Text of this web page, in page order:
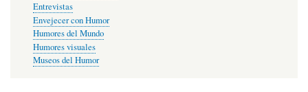
Entrevistas
Envejecer con Humor
Humores del Mundo
Humores visuales
Museos del Humor